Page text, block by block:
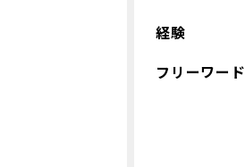
経験
フリーワード